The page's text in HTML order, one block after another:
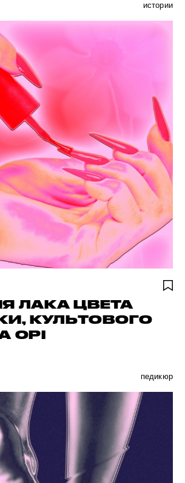
истории
ЛАКА ЦВЕТА
КУЛЬТОВОГО
OPI
педикюр